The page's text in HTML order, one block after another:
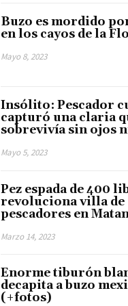
Buzo es mordido
en los cayos de la
Mayo 8, 2023
Insólito: Pescador
capturó una claria
sobrevivía sin ojos
Mayo 5, 2023
Pez espada de 400
revoluciona villa de
pescadores en
Marzo 14, 2023
Enorme tiburón
decapita a buzo
(+fotos)